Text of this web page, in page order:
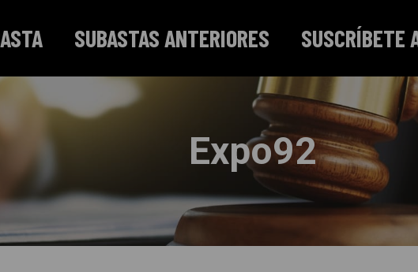
SUBASTAS ANTERIORES SUSCRÍBETE
Expo92